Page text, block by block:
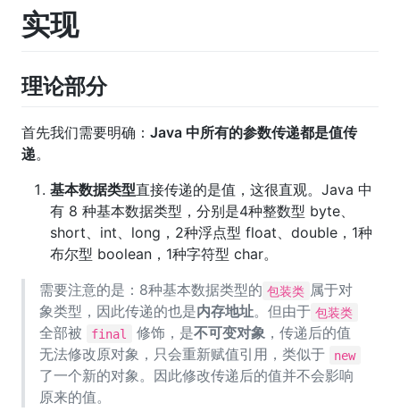
实现
理论部分
首先我们需要明确： Java 中所有的参数传递都是值传
递。
基本数据类型直接传递的是值，这很直观。Java 中
有 8 种基本数据类型，分别是4种整数型 byte、
short、int、long，2种浮点型 float、double，1种
布尔型 boolean，1种字符型 char。
需要注意的是：8种基本数据类型的 包装类 属于对
象类型，因此传递的也是内存地址。但由于 包装类
全部被 final 修饰，是不可变对象，传递后的值
无法修改原对象，只会重新赋值引用，类似于
new
了一个新的对象。因此修改传递后的值并不会影响
原来的值。